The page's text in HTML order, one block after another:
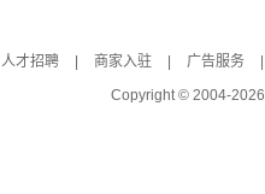
人才招聘 商家入驻 广告服务
Copyright © 2004-2026